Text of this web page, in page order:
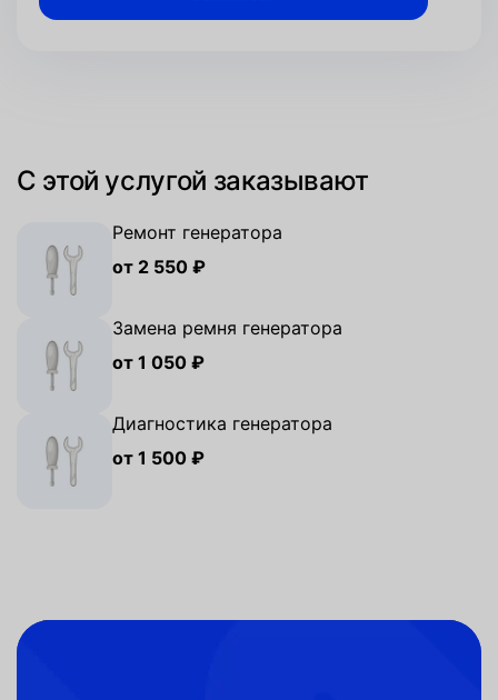
С этой услугой заказывают
Ремонт генератора
от 2 550 ₽
Замена ремня генератора
от 1 050 ₽
Диагностика генератора
от 1 500 ₽